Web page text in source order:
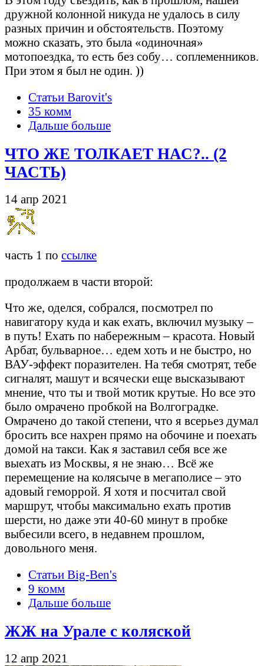
дружной колонной никуда не удалось в силу
разных причин и обстоятельств. Поэтому
можно сказать, это была «одиночная»
мотопоездка, то есть без собу… соплеменников.
При этом я был не один. ))
Статьи Barovit's
35 комм
Дальше больше
ЧТО ЖЕ ТОЛКАЕТ НАС?.. (2
ЧАСТЬ)
14 апр 2021
часть 1 по ссылке
продолжаем в части второй:
Что же, оделся, собрался, посмотрел по
навигатору куда и как ехать, включил музыку –
в путь! Ехать по набережным – красота. Новый
Арбат, бульварное… едем хоть и не быстро, но
ВАУ-эффект поразителен. На тебя смотрят, тебе
сигналят, машут и всячески еще высказывают
мнение, что ты и твой мотик крутые. Но все это
было омрачено пробкой на Волгоградке.
Омрачено до такой степени, что я всерьез думал
бросить все нахрен прямо на обочине и поехать
домой на такси. Как я заставил себя все же
выехать из Москвы, я не знаю… Всё же
перемещение на колясыче в мегаполисе – это
адовый геморрой. Я хотя и посчитал свой
маршрут, чтобы максимально ехать против
шерсти, но даже эти 40-60 минут в пробке
выбесили всего, в недавнем прошлом,
довольного меня.
Статьи Big-Ben's
9 комм
Дальше больше
ЖЖ на Урале с коляской
12 апр 2021